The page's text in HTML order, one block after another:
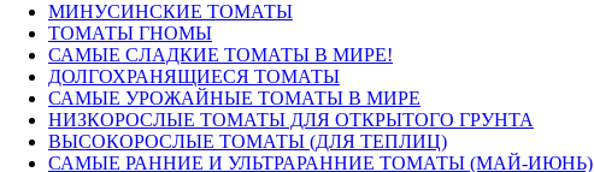
МИНУСИНСКИЕ ТОМАТЫ
ТОМАТЫ ГНОМЫ
САМЫЕ СЛАДКИЕ ТОМАТЫ В МИРЕ!
ДОЛГОХРАНЯЩИЕСЯ ТОМАТЫ
САМЫЕ УРОЖАЙНЫЕ ТОМАТЫ В МИРЕ
НИЗКОРОСЛЫЕ ТОМАТЫ ДЛЯ ОТКРЫТОГО ГРУНТА
ВЫСОКОРОСЛЫЕ ТОМАТЫ (ДЛЯ ТЕПЛИЦ)
САМЫЕ РАННИЕ И УЛЬТРАРАННИЕ ТОМАТЫ (МАЙ-ИЮНЬ)